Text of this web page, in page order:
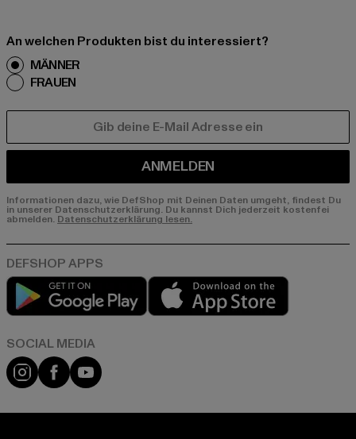
An welchen Produkten bist du interessiert?
MÄNNER
FRAUEN
ANMELDEN
Informationen dazu, wie DefShop mit Deinen Daten umgeht, findest Du
in unserer Datenschutzerklärung. Du kannst Dich jederzeit kostenfei
abmelden. Datenschutzerklärung lesen.
Play market
Instagram
FacebookYouTube